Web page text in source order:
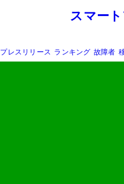
スマー
プレスリリース ランキング 故障者